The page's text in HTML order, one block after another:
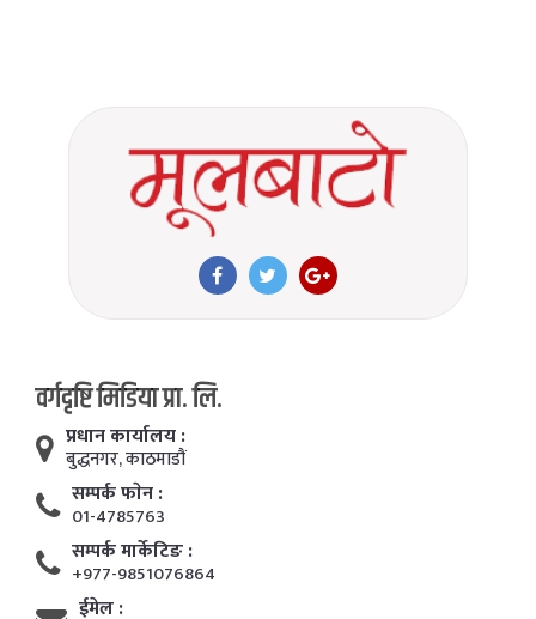
वर्गदृष्टि मिडिया प्रा. लि.
प्रधान कार्यालय :
बुद्धनगर, काठमाडाैं
सम्पर्क फाेन :
01-4785763
सम्पर्क मार्केटिङ :
+977-9851076864
ईमेल :